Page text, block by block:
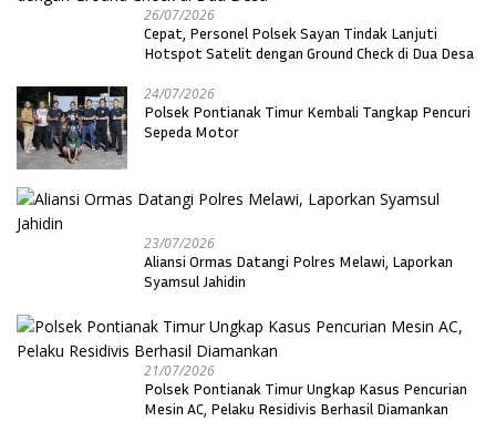
26/07/2026
Cepat, Personel Polsek Sayan Tindak Lanjuti
Hotspot Satelit dengan Ground Check di Dua Desa
24/07/2026
Polsek Pontianak Timur Kembali Tangkap Pencuri
Sepeda Motor
23/07/2026
Aliansi Ormas Datangi Polres Melawi, Laporkan
Syamsul Jahidin
21/07/2026
Polsek Pontianak Timur Ungkap Kasus Pencurian
Mesin AC, Pelaku Residivis Berhasil Diamankan